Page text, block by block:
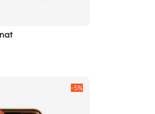
-5%